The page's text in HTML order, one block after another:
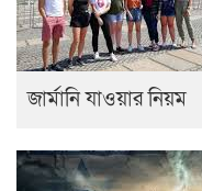
জার্মানি যাওয়ার নিয়ম